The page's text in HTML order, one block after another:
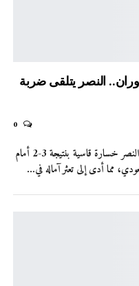
النصر يتلقى ضربة
خيّم الإحباط على كريستيانو رونالدو بعدما تلقى النصر خسارة قاسية بنتيجة 3-2 أمام
مما أدى إلى تعثر آماله في…